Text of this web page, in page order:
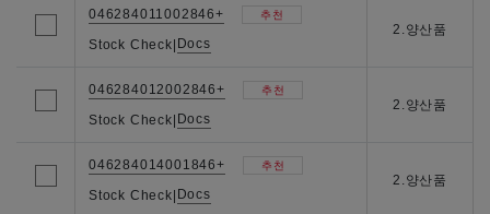
046284011002846+ 추천
Stock Check| Docs
2.양산품
046284012002846+ 추천
Stock Check| Docs
2.양산품
046284014001846+ 추천
Stock Check| Docs
2.양산품